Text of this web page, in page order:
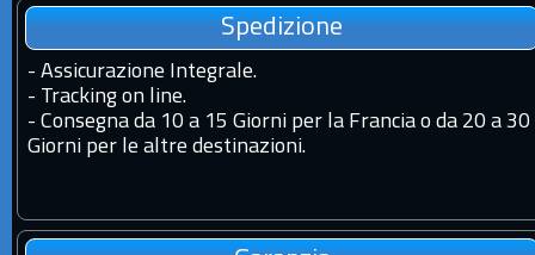
Spedizione
- Assicurazione Integrale.
- Tracking on line.
- Consegna da 10 a 15 Giorni per la Francia o da 20 a 30
Giorni per le altre destinazioni.